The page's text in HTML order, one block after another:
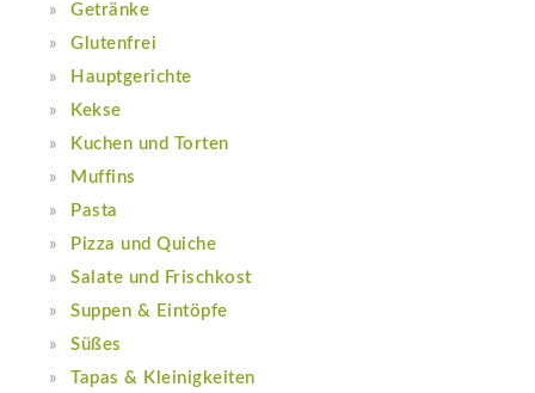
Getränke
Glutenfrei
Hauptgerichte
Kekse
Kuchen und Torten
Muffins
Pasta
Pizza und Quiche
Salate und Frischkost
Suppen & Eintöpfe
Süßes
Tapas & Kleinigkeiten